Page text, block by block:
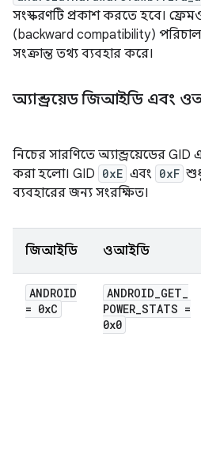
সংস্করণটি প্রকাশ করতে হবে।
(backward compatibility)
সংক্রান্ত তথ্য ব্যবহার করে।
অ্যান্ড্রয়েড জিআইডি এবং
নিচের সারণিতে অ্যান্ড্রয়েডের
করা হলো। GID 0xE এবং 0xF
ব্যবহারের জন্য সংরক্ষিত।
জিআইডি ওআইডি
ANDROID
= 0xC
ANDROID_GET_
POWER_STATS =
0x0